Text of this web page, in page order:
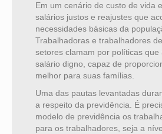
Em um cenário de custo de vida
salários justos e reajustes que
necessidades básicas da
Trabalhadoras e trabalhadores
setores clamam por políticas que
salário digno, capaz de
melhor para suas famílias.
Uma das pautas levantadas
a respeito da previdência. É
modelo de previdência os
para os trabalhadores, seja a